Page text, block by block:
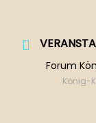
Forum
König-